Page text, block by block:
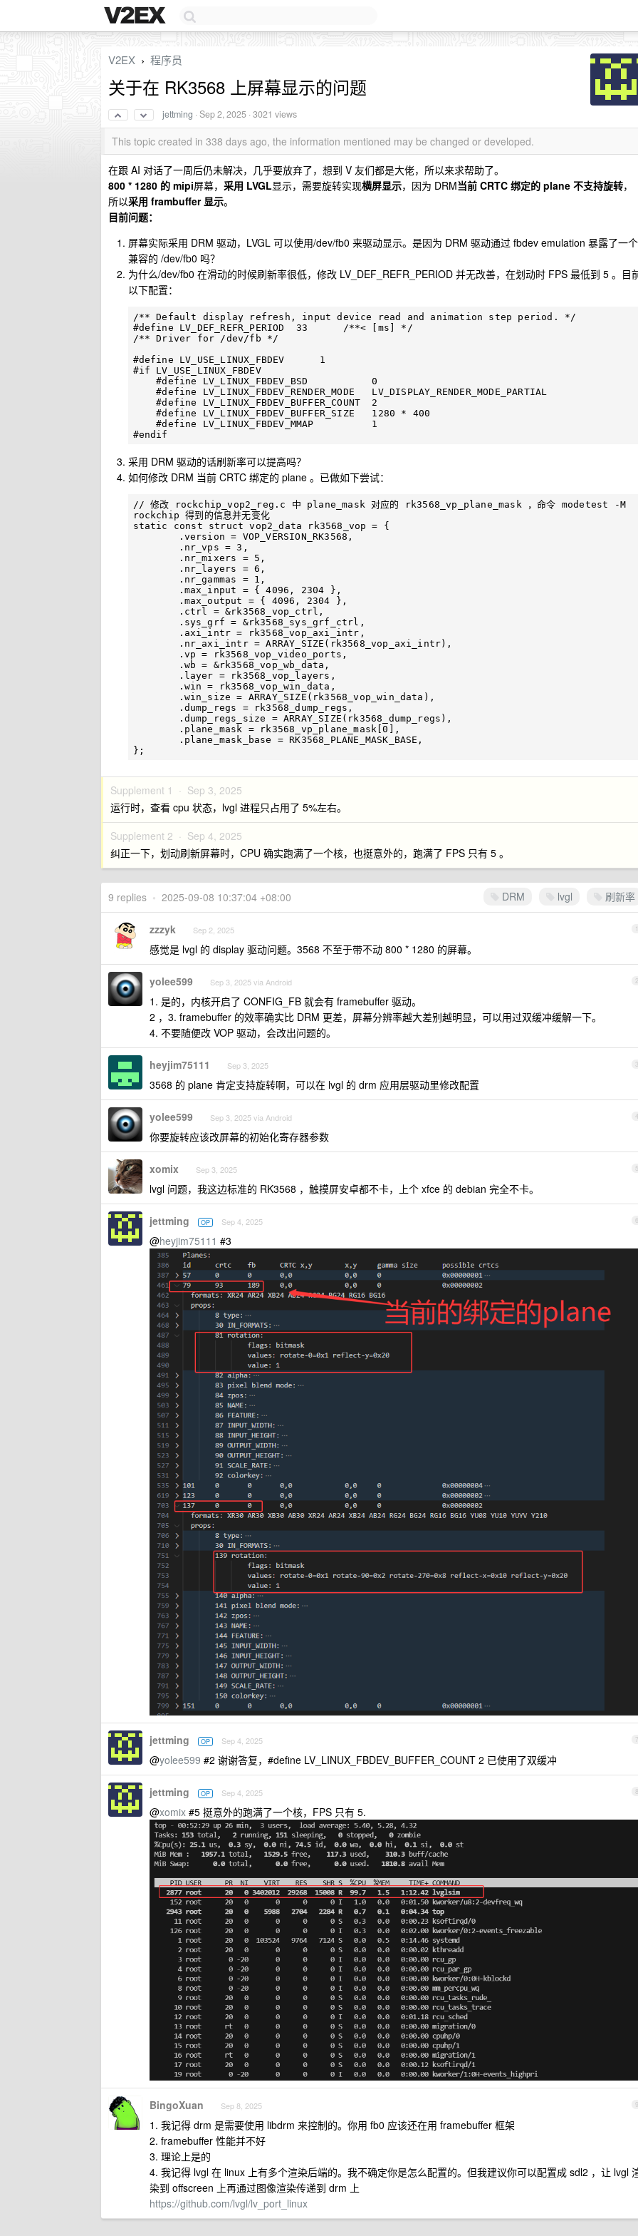
V2EX › 程序员
关于在 RK3568 上屏幕显示的问题
jettming ·Sep 2, 2025 · 3021 views
This topic created in 338 days ago, the information mentioned may be changed or developed.
在跟 AI 对话了一周后仍未解决，几乎要放弃了，想到 V 友们都是大佬，所以来求帮助了。
800 * 1280 的 mipi屏幕， 采用 LVGL显示，需要旋转实现横屏显示，因为 DRM当前 CRTC 绑定的 plane 不支持旋转，
所以采用 frambuffer 显示。
目前问题：
屏幕实际采用 DRM 驱动，LVGL 可以使用/dev/fb0 来驱动显示。是因为 DRM 驱动通过 fbdev emulation 暴露了一个
兼容的 /dev/fb0 吗？
为什么/dev/fb0 在滑动的时候刷新率很低，修改 LV_DEF_REFR_PERIOD 并无改善，在划动时 FPS 最低到 5 。目
以下配置：
/** Default display refresh, input device read and animation step period. */
#define LV_DEF_REFR_PERIOD  33      /**< [ms] */
/** Driver for /dev/fb */
#define LV_USE_LINUX_FBDEV      1
#if LV_USE_LINUX_FBDEV
#define LV_LINUX_FBDEV_BSD           0
#define LV_LINUX_FBDEV_RENDER_MODE   LV_DISPLAY_RENDER_MODE_PARTIAL
#define LV_LINUX_FBDEV_BUFFER_COUNT  2
#define LV_LINUX_FBDEV_BUFFER_SIZE   1280 * 400
#define LV_LINUX_FBDEV_MMAP          1
采用 DRM 驱动的话刷新率可以提高吗？
如何修改 DRM 当前 CRTC 绑定的 plane 。已做如下尝试：
// 修改 rockchip_vop2_reg.c 中 plane_mask 对应的 rk3568_vp_plane_mask ，命令 modetest -M
rockchip 得到的信息并无变化
static const struct vop2_data rk3568_vop = {
Supplement 1 · Sep 3, 2025
运行时，查看 cpu 状态，lvgl 进程只占用了 5%左右。
Supplement 2 · Sep 4, 2025
纠正一下，划动刷新屏幕时，CPU 确实跑满了一个核，也挺意外的，跑满了 FPS 只有 5 。
DRM lvgl 刷新率
9 replies • 2025-09-08 10:37:04 +08:00
1
zzzyk Sep 2, 2025
感觉是 lvgl 的 display 驱动问题。3568 不至于带不动 800 * 1280 的屏幕。
2
yolee599 Sep 3, 2025 via Android
1. 是的，内核开启了 CONFIG_FB 就会有 framebuffer 驱动。
2 ，3. framebuffer 的效率确实比 DRM 更差，屏幕分辨率越大差别越明显，可以用过双缓冲缓解一下。
4. 不要随便改 VOP 驱动，会改出问题的。
3
heyjim75111 Sep 3, 2025
3568 的 plane 肯定支持旋转啊，可以在 lvgl 的 drm 应用层驱动里修改配置
4
yolee599 Sep 3, 2025 via Android
你要旋转应该改屏幕的初始化寄存器参数
5
xomix Sep 3, 2025
lvgl 问题，我这边标准的 RK3568 ，触摸屏安卓都不卡，上个 xfce 的 debian 完全不卡。
6
jettming OP Sep 4, 2025
@heyjim75111 #3
7
jettming OP Sep 4, 2025
@yolee599 #2 谢谢答复，#define LV_LINUX_FBDEV_BUFFER_COUNT 2 已使用了双缓冲
8
jettming OP Sep 4, 2025
@xomix #5 挺意外的跑满了一个核，FPS 只有 5.
9
BingoXuan Sep 8, 2025
1. 我记得 drm 是需要使用 libdrm 来控制的。你用 fb0 应该还在用 framebuffer 框架
2. framebuffer 性能并不好
3. 理论上是的
4. 我记得 lvgl 在 linux 上有多个渲染后端的。我不确定你是怎么配置的。但我建议你可以配置成 sdl2 ，让 lvgl
染到 offscreen 上再通过图像渲染传递到 drm 上
https://github.com/lvgl/lv_port_linux